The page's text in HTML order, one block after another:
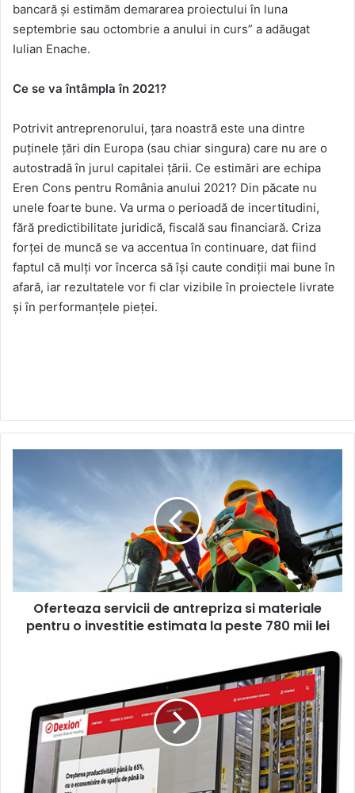
bancară și estimăm demararea proiectului în luna
septembrie sau octombrie a anului in curs” a adăugat
Iulian Enache.
Ce se va întâmpla în 2021?
Potrivit antreprenorului, țara noastră este una dintre
puținele țări din Europa (sau chiar singura) care nu are o
autostradă în jurul capitalei țării. Ce estimări are echipa
Eren Cons pentru România anului 2021? Din păcate nu
unele foarte bune. Va urma o perioadă de incertitudini,
fără predictibilitate juridică, fiscală sau financiară. Criza
forței de muncă se va accentua în continuare, dat fiind
faptul că mulți vor încerca să își caute condiții mai bune în
afară, iar rezultatele vor fi clar vizibile în proiectele livrate
și în performanțele pieței.
antrepriza
pentru
investitie
estimata
Oferteaza servicii de antrepriza si materiale
pentru o investitie estimata la peste 780 mii lei
pentru
mașini
automate